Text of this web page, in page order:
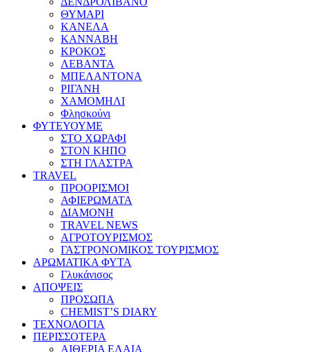
ΘΥΜΑΡΙ
ΚΑΝΕΛΑ
ΚΑΝΝΑΒΗ
ΚΡΟΚΟΣ
ΛΕΒΑΝΤΑ
ΜΠΕΛΑΝΤΟΝΑ
ΡΙΓΑΝΗ
ΧΑΜΟΜΗΛΙ
Φλησκούνι
ΦΥΤΕΥΟΥΜΕ
ΣΤΟ ΧΩΡΑΦΙ
ΣΤΟΝ ΚΗΠΟ
ΣΤΗ ΓΛΑΣΤΡΑ
TRAVEL
ΠΡΟΟΡΙΣΜΟΙ
ΑΦΙΕΡΩΜΑΤΑ
ΔΙΑΜΟΝΗ
TRAVEL NEWS
ΑΓΡΟΤΟΥΡΙΣΜΟΣ
ΓΑΣΤΡΟΝΟΜΙΚΟΣ ΤΟΥΡΙΣΜΟΣ
ΑΡΩΜΑΤΙΚΑ ΦΥΤΑ
Γλυκάνισος
ΑΠΟΨΕΙΣ
ΠΡΟΣΩΠΑ
CHEMIST’S DIARY
ΤΕΧΝΟΛΟΓΙΑ
ΠΕΡΙΣΣΟΤΕΡΑ
ΑΙΘΕΡΙΑ ΕΛΑΙΑ